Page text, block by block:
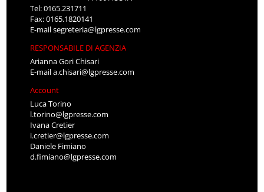
Tel: 0165.231711
Fax: 0165.1820141
E-mailsegreteria@lgpresse.com
RESPONSABILE DI AGENZIA
Arianna Gori Chisari
E-maila.chisari@lgpresse.com
Account
Luca Torino
l.torino@lgpresse.com
Ivana Cretier
i.cretier@lgpresse.com
Daniele Fimiano
d.fimiano@lgpresse.com